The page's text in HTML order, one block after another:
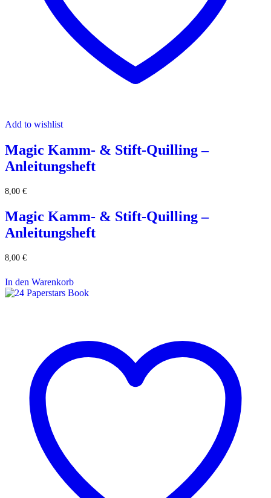
Add to wishlist
Magic Kamm- & Stift-Quilling –
Anleitungsheft
8,00 €
Magic Kamm- & Stift-Quilling –
Anleitungsheft
8,00 €
In den Warenkorb